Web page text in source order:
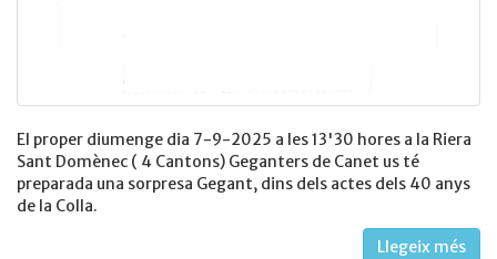
El proper diumenge dia 7-9-2025 a les 13'30 hores a la Riera
Sant Domènec ( 4 Cantons) Geganters de Canet us té
preparada una sorpresa Gegant, dins dels actes dels 40 anys
de la Colla.
Llegeix més